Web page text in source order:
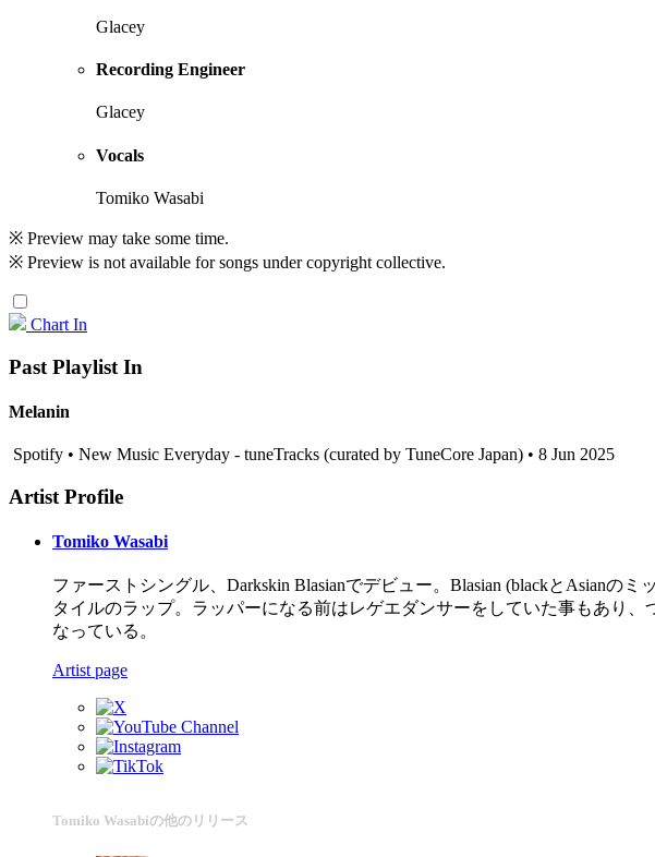
Glacey
Recording Engineer
Glacey
Vocals
Tomiko Wasabi
※ Preview may take some time.
※ Preview is not available for songs under copyright collective.
Chart In
Past Playlist In
Melanin
Spotify • New Music Everyday - tuneTracks (curated by TuneCore Japan) • 8 Jun 2025
Artist Profile
Tomiko Wasabi
ファーストシングル、Darkskin Blasianでデビュー。Blasian (blackとAsian
タイルのラップ。ラッパーになる前はレゲエダンサーをしていた事もあり
なっている。
Artist page
Tomiko Wasabiの他のリリース